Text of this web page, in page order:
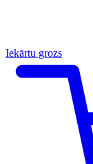
Iekārtu grozs